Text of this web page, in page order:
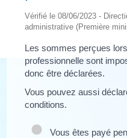
Vérifié le 08/06/2023 -
administrative (Première
Les sommes perçues
professionnelle sont
donc être déclarées.
Vous pouvez aussi
conditions.
Vous êtes payé